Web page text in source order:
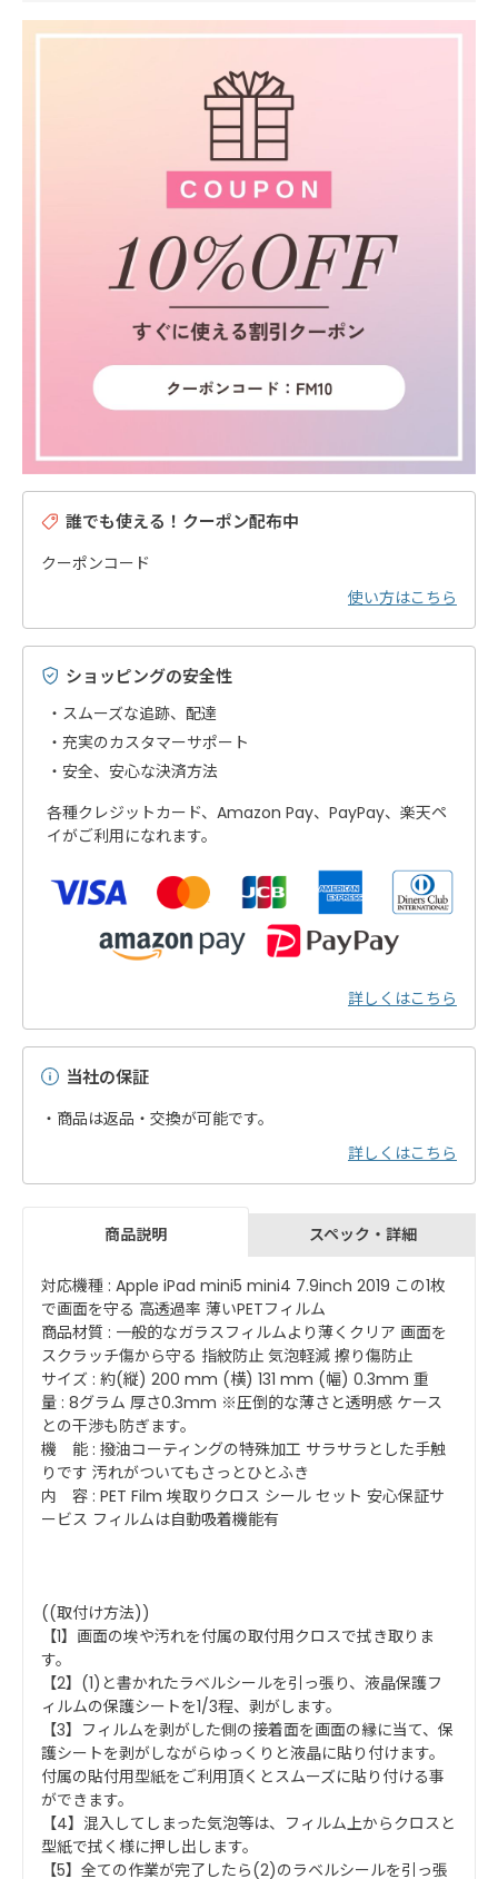
商品説明 スペック・詳細
対応機種 : Apple iPad mini5 mini4 7.9inch 2019 この1枚
で画面を守る 高透過率 薄いPETフィルム
商品材質 : 一般的なガラスフィルムより薄くクリア 画面を
スクラッチ傷から守る 指紋防止 気泡軽減 擦り傷防止
サイズ : 約(縦) 200 mm (横) 131 mm (幅) 0.3mm 重
量 : 8グラム 厚さ0.3mm ※圧倒的な薄さと透明感 ケース
との干渉も防ぎます。
機 能 : 撥油コーティングの特殊加工 サラサラとした手触
りです 汚れがついてもさっとひとふき
内 容 : PET Film 埃取りクロス シール セット 安心保証サ
ービス フィルムは自動吸着機能有
((取付け方法))
【1】画面の埃や汚れを付属の取付用クロスで拭き取りま
す。
【2】(1)と書かれたラベルシールを引っ張り、液晶保護フ
ィルムの保護シートを1/3程、剥がします。
【3】フィルムを剥がした側の接着面を画面の縁に当て、保
護シートを剥がしながらゆっくりと液晶に貼り付けます。
付属の貼付用型紙をご利用頂くとスムーズに貼り付ける事
ができます。
【4】混入してしまった気泡等は、フィルム上からクロスと
型紙で拭く様に押し出します。
【5】全ての作業が完了したら(2)のラベルシールを引っ張
誰でも使える！クーポン配布中
クーポンコード
使い方はこちら
ショッピングの安全性
スムーズな追跡、配達
充実のカスタマーサポート
安全、安心な決済方法
各種クレジットカード、Amazon Pay、PayPay、楽天ペ
イがご利用になれます。
詳しくはこちら
当社の保証
・商品は返品・交換が可能です。
詳しくはこちら